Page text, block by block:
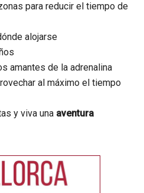
para reducir el tiempo de
alojarse
amantes de la adrenalina
al máximo el tiempo
y viva una aventura